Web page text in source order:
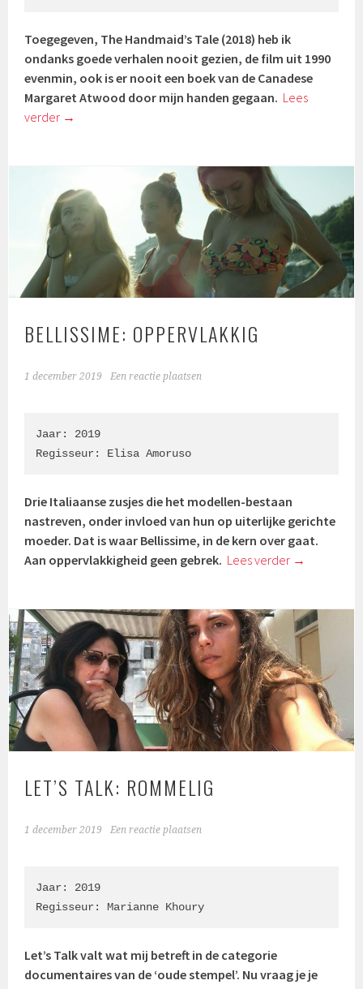
Toegegeven, The Handmaid’s Tale (2018) heb ik
ondanks goede verhalen nooit gezien, de film uit 1990
evenmin, ook is er nooit een boek van de Canadese
Margaret Atwood door mijn handen gegaan. Lees
verder →
BELLISSIME: OPPERVLAKKIG
1 december 2019 Een reactie plaatsen
Jaar: 2019
Regisseur: Elisa Amoruso
Drie Italiaanse zusjes die het modellen-bestaan
nastreven, onder invloed van hun op uiterlijke gerichte
moeder. Dat is waar Bellissime, in de kern over gaat.
Aan oppervlakkigheid geen gebrek. Lees verder →
LET’S TALK: ROMMELIG
1 december 2019 Een reactie plaatsen
Jaar: 2019
Regisseur: Marianne Khoury
Let’s Talk valt wat mij betreft in de categorie
documentaires van de ‘oude stempel’. Nu vraag je je